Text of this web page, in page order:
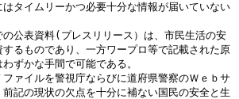
タイムリーかつ必要十分な情報が届いていない
公表資料(プレスリリース）は、市民生活の安
るものであり、一方ワープロ等で記載された原
ずかな手間で可能である。
ァイルを警視庁ならびに道府県警察のＷｅｂサ
記の現状の欠点を十分に補ない国民の安全と生